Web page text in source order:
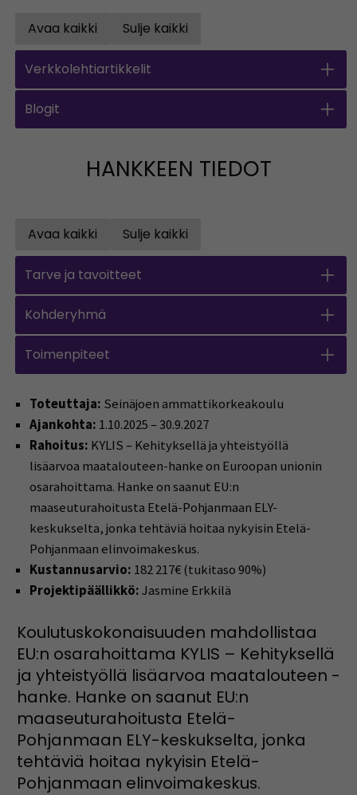
Avaa kaikki
Open all accordions
Sulje kaikki
Verkkolehtiartikkelit
Blogit
HANKKEEN TIEDOT
Avaa kaikki
Open all accordions
Sulje kaikki
Tarve ja tavoitteet
Kohderyhmä
Toimenpiteet
Toteuttaja: Seinäjoen ammattikorkeakoulu
Ajankohta: 1.10.2025 – 30.9.2027
Rahoitus: KYLIS – Kehityksellä ja yhteistyöllä
lisäarvoa maatalouteen-hanke on Euroopan unionin
osarahoittama. Hanke on saanut EU:n
maaseuturahoitusta Etelä-Pohjanmaan ELY-
keskukselta, jonka tehtäviä hoitaa nykyisin Etelä-
Pohjanmaan elinvoimakeskus.
Kustannusarvio: 182 217€ (tukitaso 90%)
Projektipäällikkö:Jasmine Erkkilä
Koulutuskokonaisuuden mahdollistaa
EU:n osarahoittama KYLIS – Kehityksellä
ja yhteistyöllä lisäarvoa maatalouteen -
hanke. Hanke on saanut EU:n
maaseuturahoitusta Etelä-
Pohjanmaan ELY-keskukselta, jonka
tehtäviä hoitaa nykyisin Etelä-
Pohjanmaan elinvoimakeskus.